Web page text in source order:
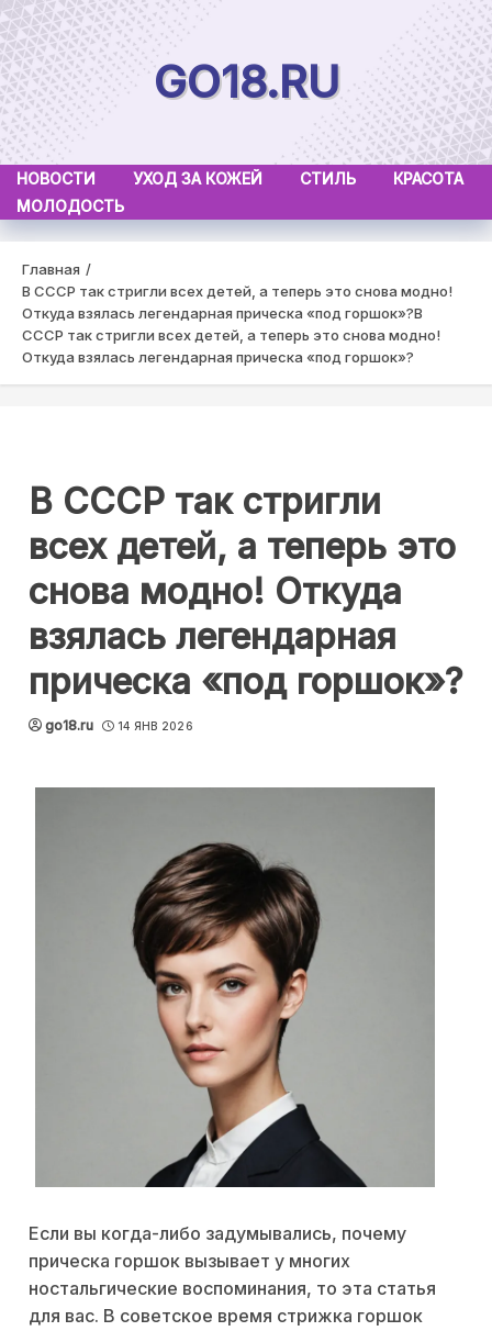
Skip
to
content
GO18.RU
НОВОСТИ УХОД ЗА КОЖЕЙ СТИЛЬ
КРАСОТА
МОЛОДОСТЬ
Главная
В СССР так стригли всех детей, а теперь это снова модно!
Откуда взялась легендарная прическа «под горшок»?В
СССР так стригли всех детей, а теперь это снова модно!
Откуда взялась легендарная прическа «под горшок»?
В СССР так стригли
всех детей, а теперь это
снова модно! Откуда
взялась легендарная
прическа «под горшок»?
go18.ru 14 ЯНВ 2026
Если вы когда-либо задумывались, почему
прическа горшок вызывает у многих
ностальгические воспоминания, то эта статья
для вас. В советское время стрижка горшок